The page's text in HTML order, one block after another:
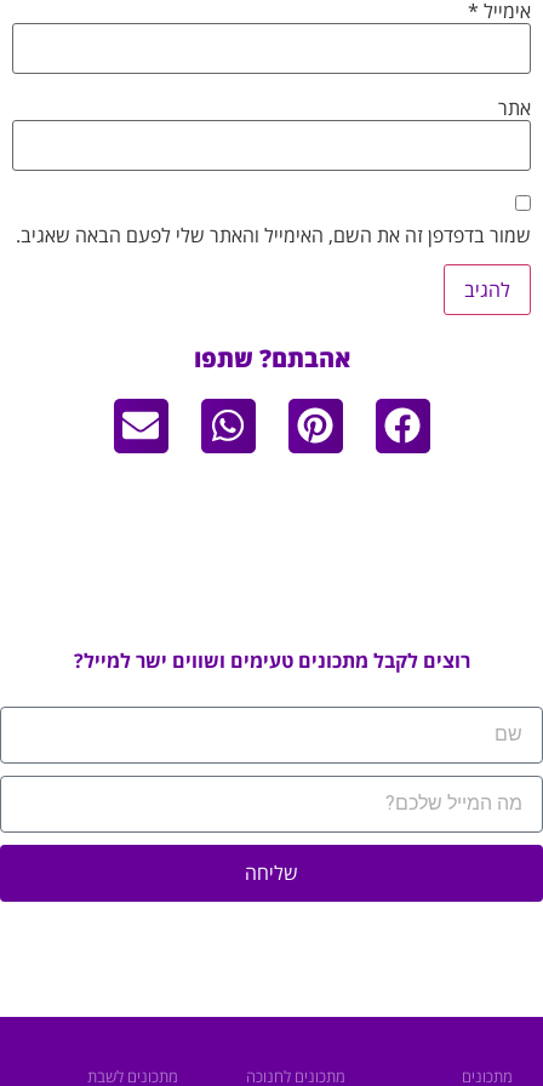
אימייל*
אתר
שמור בדפדפן זה את השם, האימייל והאתר שלי לפעם הבאה שאגיב.
אהבתם? שתפו
רוצים לקבל מתכונים טעימים ושווים ישר למייל?
שליחה
מתכונים מתכונים לחנוכה מתכונים לשבת